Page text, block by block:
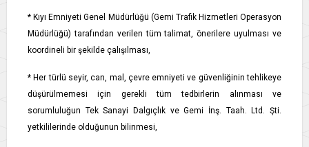
* Kıyı Emniyeti Genel Müdürlüğü (Gemi Trafik Hizmetleri Operasyon
Müdürlüğü) tarafından verilen tüm talimat, önerilere uyulması ve
koordineli bir şekilde çalışılması,
* Her türlü seyir, can, mal, çevre emniyeti ve güvenliğinin tehlikeye
düşürülmemesi için gerekli tüm tedbirlerin alınması ve
sorumluluğun Tek Sanayi Dalgıçlık ve Gemi İnş. Taah. Ltd. Şti.
yetkililerinde olduğunun bilinmesi,